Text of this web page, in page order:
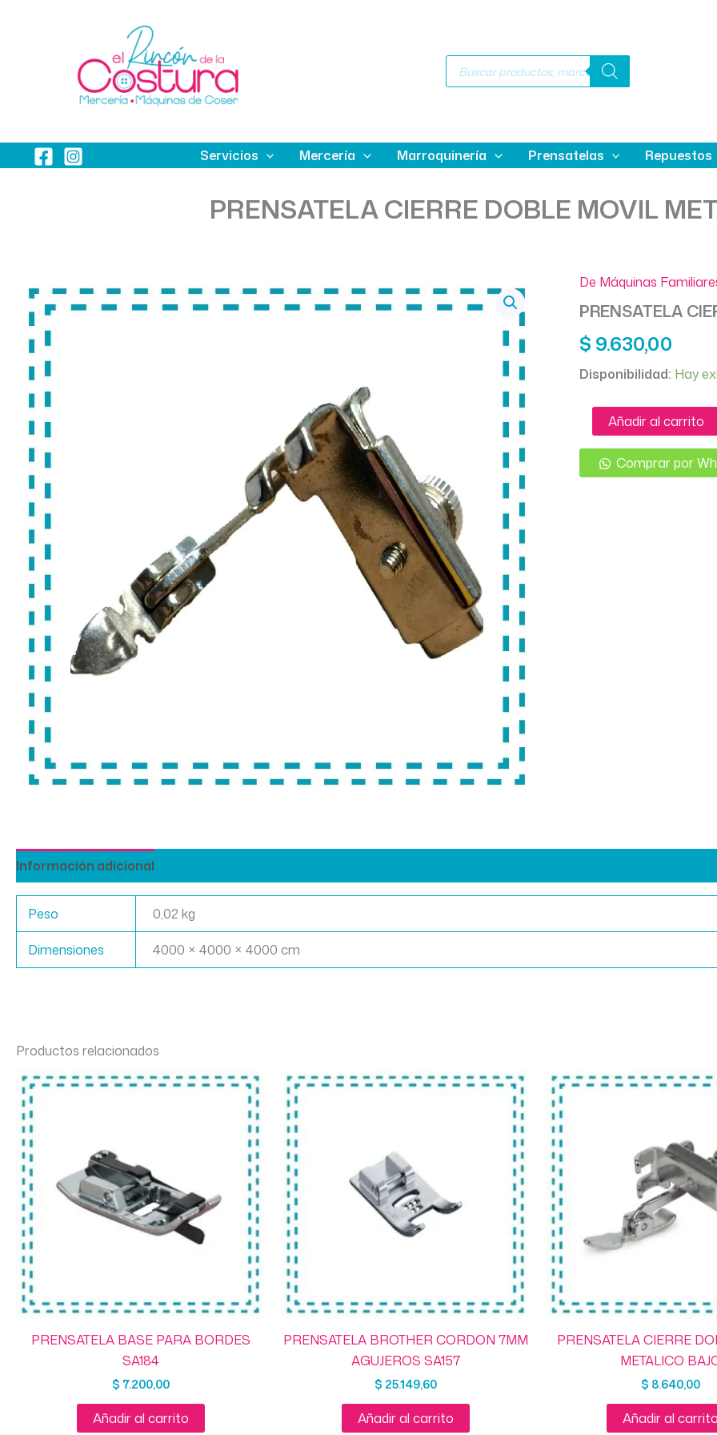
Búsqueda
Servicios Mercería Marroquinería Prensatelas Repuestos
PRENSATELA CIERRE DOBLE MOVIL
De Máquinas
PRENSATELA
$ 9.630,00
Disponibilidad: Hay
PRENSATELA
CIERRE
DOBLE
MOVIL
METALICO
Añadir al carrito
Comprar por
Información adicional
Peso 0,02 kg
Dimensiones 4000 × 4000 × 4000 cm
Productos relacionados
PRENSATELA BASE PARA BORDES
SA184
$ 7.200,00
Añadir al carrito
PRENSATELA BROTHER CORDON 7MM
AGUJEROS SA157
$ 25.149,60
Añadir al carrito
PRENSATELA CIERRE
METALICO
$ 8.640,00
Añadir al carrito